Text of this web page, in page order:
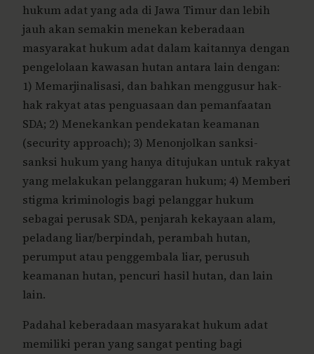
hukum adat yang ada di Jawa Timur dan lebih
jauh akan semakin menekan keberadaan
masyarakat hukum adat dalam kaitannya dengan
pengelolaan kawasan hutan antara lain dengan:
1) Memarjinalisasi, dan bahkan menggusur hak-
hak rakyat atas penguasaan dan pemanfaatan
SDA; 2) Menekankan pendekatan keamanan
(security approach); 3) Menonjolkan sanksi-
sanksi hukum yang hanya ditujukan untuk rakyat
yang melakukan pelanggaran hukum; 4) Memberi
stigma kriminologis bagi pelanggar hukum
sebagai perusak SDA, penjarah kekayaan alam,
peladang liar/berpindah, perambah hutan,
perumput atau penggembala liar, perusuh
keamanan hutan, pencuri hasil hutan, dan lain
lain.
Padahal keberadaan masyarakat hukum adat
memiliki peran yang sangat penting bagi